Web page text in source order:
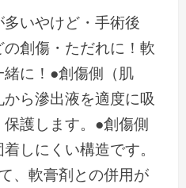
いやけど・手術後
創傷・ただれに！軟
に！●創傷側（肌
ら滲出液を適度に吸
護します。●創傷側
しにくい構造です。
、軟膏剤との併用が